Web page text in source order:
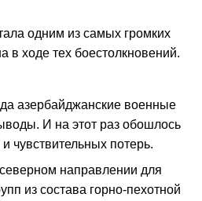
одним из самых громких
в ходе тех боестолкновений.
азербайджанские военные
И на этот раз обошлось
чувствительных потерь.
направлении для
из состава горно-пехотной